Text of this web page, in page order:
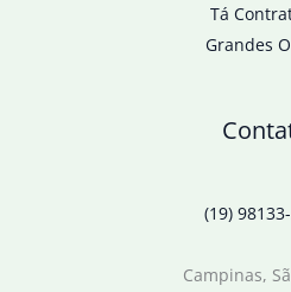
Tá
Grandes
(19)
Campinas,